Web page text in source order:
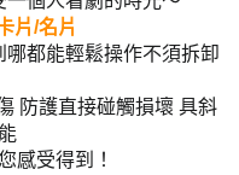
片/名片
都能輕鬆操作不須拆卸
防護直接碰觸損壞 具斜
感受得到！